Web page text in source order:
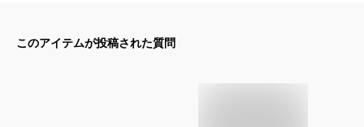
このアイテムが投稿された質問